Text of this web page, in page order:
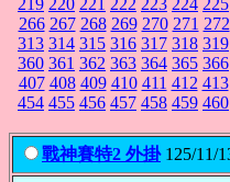
219 220 221 222 223 224 225
266 267 268 269 270 271 272
313 314 315 316 317 318 319
360 361 362 363 364 365 366
407 408 409 410 411 412 413
454 455 456 457 458 459 460
戰神賽特2 外掛125/11/